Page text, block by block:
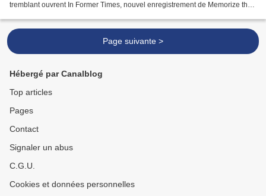
tremblant ouvrent In Former Times, nouvel enregistrement de Memorize the
Page suivante >
Hébergé par Canalblog
Top articles
Pages
Contact
Signaler un abus
C.G.U.
Cookies et données personnelles